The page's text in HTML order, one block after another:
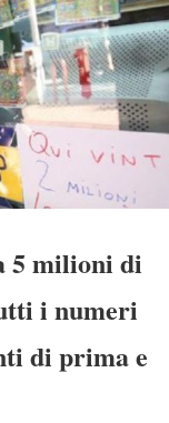
5 milioni di
i numeri
di prima e